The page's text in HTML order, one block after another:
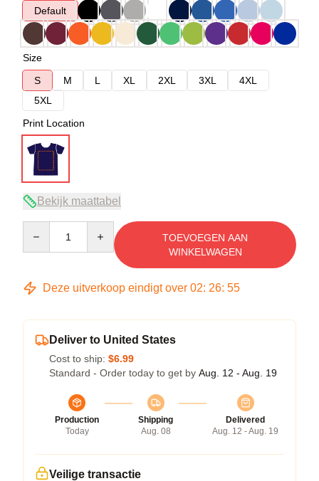
Default
Size
S
M L XL 2XL 3XL
4XL
5XL
Print Location
Bekijk maattabel
TOEVOEGEN AAN
WINKELWAGEN
Deze uitverkoop eindigt over 02: 26: 54
Deliver to United States
Cost to ship: $6.99
Standard - Order today to get by Aug. 12 - Aug. 19
Production
Today
Shipping
Aug. 08
Delivered
Aug. 12 - Aug. 19
Veilige transactie